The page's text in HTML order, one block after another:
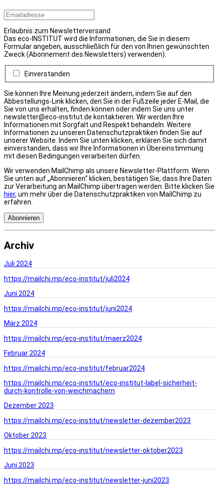
Erlaubnis zum Newsletterversand
Das eco-INSTITUT wird die Informationen, die Sie in diesem
Formular angeben, ausschließlich für den von Ihnen gewünschten
Zweck (Abonnement des Newsletters) verwenden).
Einverstanden
Sie können Ihre Meinung jederzeit ändern, indem Sie auf den
Abbestellungs-Link klicken, den Sie in der Fußzeile jeder E-Mail, die
Sie von uns erhalten, finden können oder indem Sie uns unter
newsletter@eco-institut.de kontaktieren. Wir werden Ihre
Informationen mit Sorgfalt und Respekt behandeln. Weitere
Informationen zu unseren Datenschutzpraktiken finden Sie auf
unserer Website. Indem Sie unten klicken, erklären Sie sich damit
einverstanden, dass wir Ihre Informationen in Übereinstimmung
mit diesen Bedingungen verarbeiten dürfen.
Wir verwenden MailChimp als unsere Newsletter-Plattform. Wenn
Sie unten auf „Abonnieren“ klicken, bestätigen Sie, dass Ihre Daten
zur Verarbeitung an MailChimp übertragen werden. Bitte klicken Sie
hier, um mehr über die Datenschutzpraktiken von MailChimp zu
erfahren.
Archiv
Juli 2024
https://mailchi.mp/eco-institut/juli2024
Juni 2024
https://mailchi.mp/eco-institut/juni2024
März 2024
https://mailchi.mp/eco-institut/maerz2024
Februar 2024
https://mailchi.mp/eco-institut/februar2024
https://mailchi.mp/eco-institut/eco-institut-label-sicherheit-
durch-kontrolle-von-weichmachern
Dezember 2023
https://mailchi.mp/eco-institut/newsletter-dezember2023
Oktober 2023
https://mailchi.mp/eco-institut/newsletter-oktober2023
Juni 2023
https://mailchi.mp/eco-institut/newsletter-juni2023